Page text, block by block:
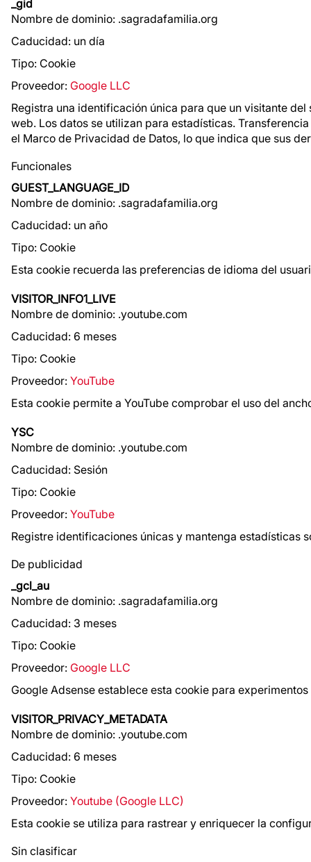
_gid
Nombre de dominio: .sagradafamilia.org
Caducidad: un día
Tipo: Cookie
Proveedor: Google LLC
Registra una identificación única para que un visitante
web. Los datos se utilizan para estadísticas.
el Marco de Privacidad de Datos, lo que indica que sus
Funcionales
GUEST_LANGUAGE_ID
Nombre de dominio: .sagradafamilia.org
Caducidad: un año
Tipo: Cookie
Esta cookie recuerda las preferencias de idioma del
VISITOR_INFO1_LIVE
Nombre de dominio: .youtube.com
Caducidad: 6 meses
Tipo: Cookie
Proveedor: YouTube
Esta cookie permite a YouTube comprobar el uso del
YSC
Nombre de dominio: .youtube.com
Caducidad: Sesión
Tipo: Cookie
Proveedor: YouTube
Registre identificaciones únicas y mantenga estadísticas
De publicidad
_gcl_au
Nombre de dominio: .sagradafamilia.org
Caducidad: 3 meses
Tipo: Cookie
Proveedor: Google LLC
Google Adsense establece esta cookie para
VISITOR_PRIVACY_METADATA
Nombre de dominio: .youtube.com
Caducidad: 6 meses
Tipo: Cookie
Proveedor: Youtube (Google LLC)
Esta cookie se utiliza para rastrear y enriquecer la
Sin clasificar